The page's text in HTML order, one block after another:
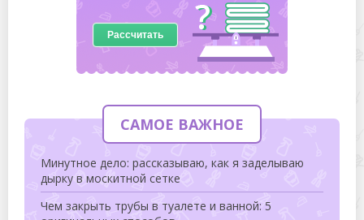
Рассчитать
САМОЕ ВАЖНОЕ
Минутное дело: рассказываю, как я заделываю
дырку в москитной сетке
Чем закрыть трубы в туалете и ванной: 5